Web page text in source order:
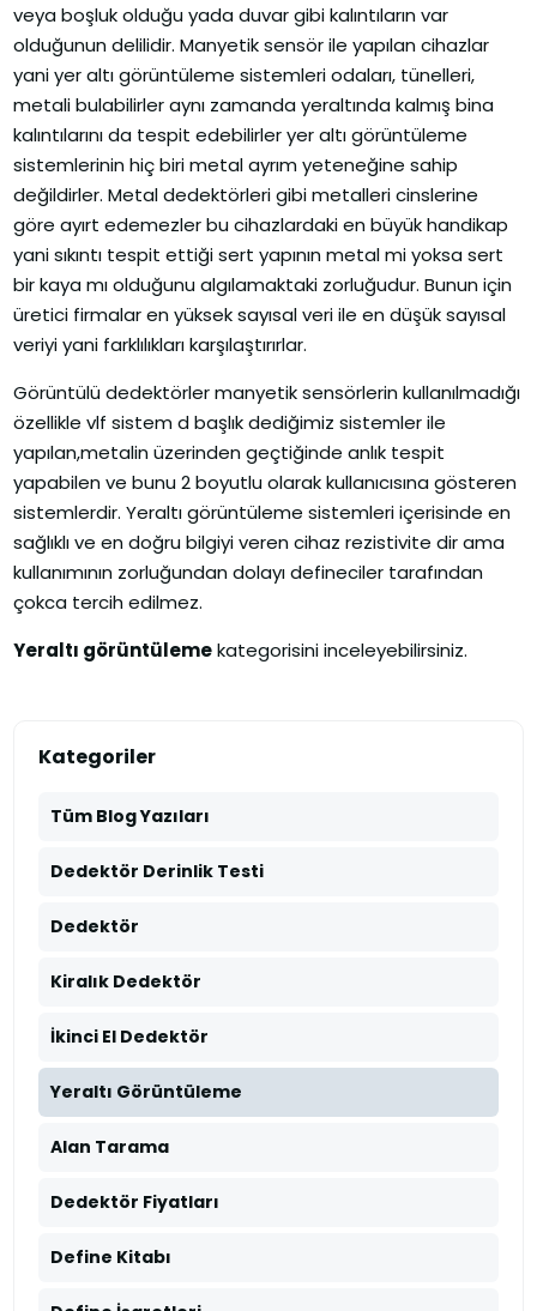
veya boşluk olduğu yada duvar gibi kalıntıların var
olduğunun delilidir. Manyetik sensör ile yapılan cihazlar
yani yer altı görüntüleme sistemleri odaları, tünelleri,
metali bulabilirler aynı zamanda yeraltında kalmış bina
kalıntılarını da tespit edebilirler yer altı görüntüleme
sistemlerinin hiç biri metal ayrım yeteneğine sahip
değildirler. Metal dedektörleri gibi metalleri cinslerine
göre ayırt edemezler bu cihazlardaki en büyük handikap
yani sıkıntı tespit ettiği sert yapının metal mi yoksa sert
bir kaya mı olduğunu algılamaktaki zorluğudur. Bunun için
üretici firmalar en yüksek sayısal veri ile en düşük sayısal
veriyi yani farklılıkları karşılaştırırlar.
Görüntülü dedektörler manyetik sensörlerin kullanılmadığı
özellikle vlf sistem d başlık dediğimiz sistemler ile
yapılan,metalin üzerinden geçtiğinde anlık tespit
yapabilen ve bunu 2 boyutlu olarak kullanıcısına gösteren
sistemlerdir. Yeraltı görüntüleme sistemleri içerisinde en
sağlıklı ve en doğru bilgiyi veren cihaz rezistivite dir ama
kullanımının zorluğundan dolayı defineciler tarafından
çokca tercih edilmez.
Yeraltı görüntülemekategorisini inceleyebilirsiniz.
Kategoriler
Tüm Blog Yazıları
Dedektör Derinlik Testi
Dedektör
Kiralık Dedektör
İkinci El Dedektör
Yeraltı Görüntüleme
Alan Tarama
Dedektör Fiyatları
Define Kitabı